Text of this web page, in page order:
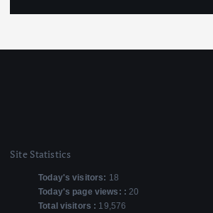
Site Statistics
Today's visitors: 18
Today's page views: : 20
Total visitors : 19,576